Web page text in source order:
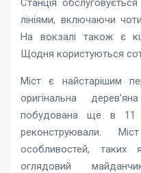
Станція
лініями, включаючи
На вокзалі також є
Щодня користуються
Міст є найстарішим
оригінальна
побудована ще в 11
реконструювали.
особливостей,
оглядовий